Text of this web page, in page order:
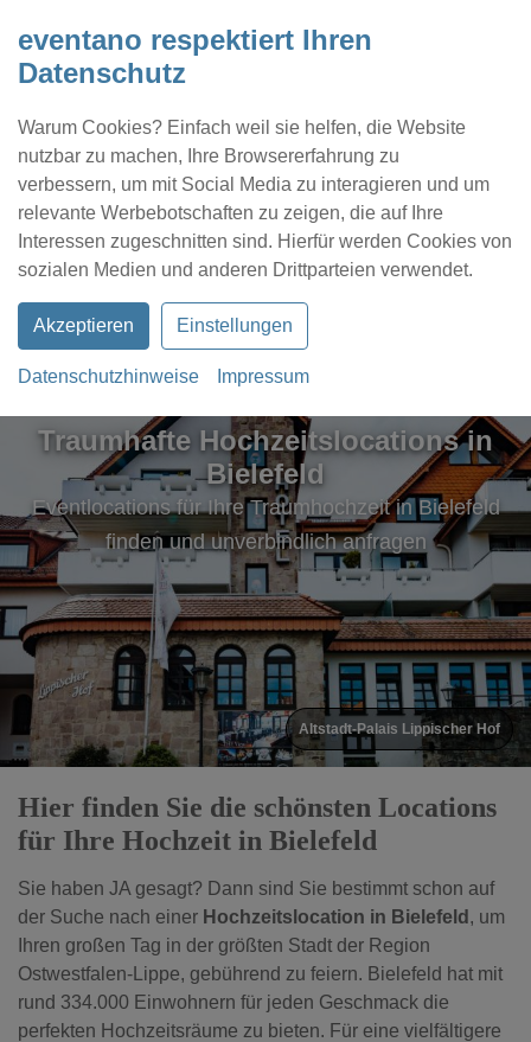
eventano respektiert Ihren
Datenschutz
Warum Cookies? Einfach weil sie helfen, die Website
nutzbar zu machen, Ihre Browsererfahrung zu
verbessern, um mit Social Media zu interagieren und um
relevante Werbebotschaften zu zeigen, die auf Ihre
Interessen zugeschnitten sind. Hierfür werden Cookies von
sozialen Medien und anderen Drittparteien verwendet.
Akzeptieren Einstellungen
Datenschutzhinweise Impressum
Kontakt Location eintragen Profil
Traumhafte Hochzeitslocations in
Bielefeld
Eventlocations für Ihre Traumhochzeit in Bielefeld
finden und unverbindlich anfragen
Altstadt-Palais Lippischer Hof
Hier finden Sie die schönsten Locations
für Ihre Hochzeit in Bielefeld
Sie haben JA gesagt? Dann sind Sie bestimmt schon auf
der Suche nach einer Hochzeitslocation in Bielefeld , um
Ihren großen Tag in der größten Stadt der Region
Ostwestfalen-Lippe, gebührend zu feiern. Bielefeld hat mit
rund 334.000 Einwohnern für jeden Geschmack die
perfekten Hochzeitsräume zu bieten. Für eine vielfältigere